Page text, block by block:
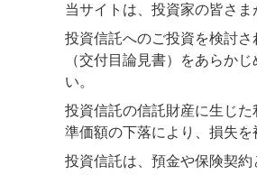
当サイトは、投資家の皆さ
投資信託へのご投資を検討
（交付目論見書）をあらか
い。
投資信託の信託財産に生じ
準価額の下落により、損失を
投資信託は、預金や保険契